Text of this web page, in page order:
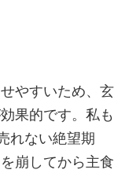
やすいため、玄
果的です。私も
れない絶望期
崩してから主食